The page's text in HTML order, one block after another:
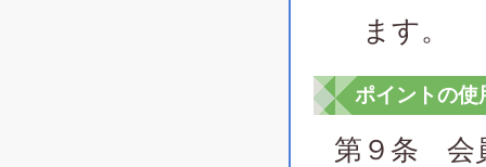
ます。
ポイントの使
第９条 会